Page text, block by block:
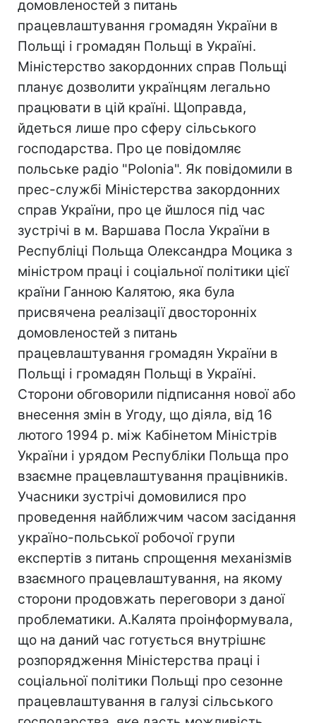
домовленостей з питань
працевлаштування громадян України в
Польщі і громадян Польщі в Україні.
Міністерство закордонних справ Польщі
планує дозволити українцям легально
працювати в цій країні. Щоправда,
йдеться лише про сферу сільського
господарства. Про це повідомляє
польське радіо "Polonia". Як повідомили в
прес-службі Міністерства закордонних
справ України, про це йшлося під час
зустрічі в м. Варшава Посла України в
Республіці Польща Олександра Моцика з
міністром праці і соціальної політики цієї
країни Ганною Калятою, яка була
присвячена реалізації двосторонніх
домовленостей з питань
працевлаштування громадян України в
Польщі і громадян Польщі в Україні.
Сторони обговорили підписання нової або
внесення змін в Угоду, що діяла, від 16
лютого 1994 р. між Кабінетом Міністрів
України і урядом Республіки Польща про
взаємне працевлаштування працівників.
Учасники зустрічі домовилися про
проведення найближчим часом засідання
україно-польської робочої групи
експертів з питань спрощення механізмів
взаємного працевлаштування, на якому
сторони продовжать переговори з даної
проблематики. А.Калята проінформувала,
що на даний час готується внутрішнє
розпорядження Міністерства праці і
соціальної політики Польщі про сезонне
працевлаштування в галузі сільського